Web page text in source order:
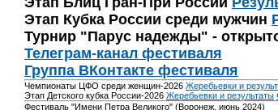
Этап Кубка России среди мужчин
Турнир "Парус надежды" -
Телеграм-канал фестиваля
Группа ВКонтакте фестиваля
Чемпионаты ЦФО среди женщин-2026 Жеребьевки и
Этап Детского кубка России-2026 Жеребьевки и результаты
Фестиваль "Имени Петра Великого" (Воронеж, июнь 2024)